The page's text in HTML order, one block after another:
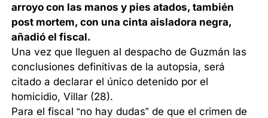
arroyo con las manos y pies atados, también
post mortem, con una cinta aisladora negra,
añadió el fiscal.
Una vez que lleguen al despacho de Guzmán las
conclusiones definitivas de la autopsia, será
citado a declarar el único detenido por el
homicidio, Villar (28).
Para el fiscal “no hay dudas” de que el crimen de